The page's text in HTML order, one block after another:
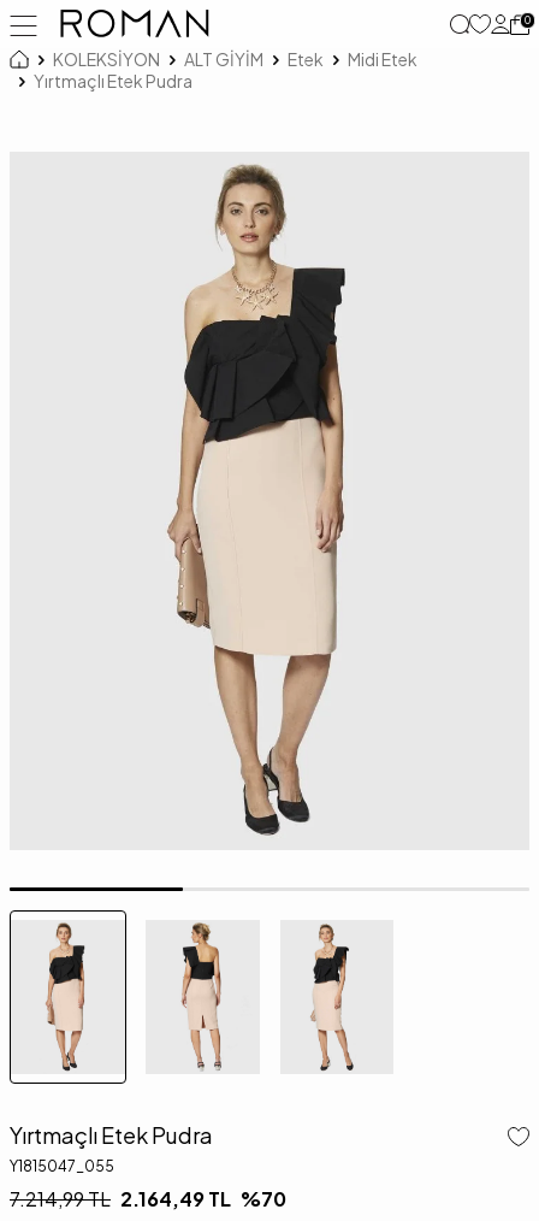
0
KOLEKSİYON ALT GİYİM Etek
Midi Etek
Yırtmaçlı Etek Pudra
Yırtmaçlı Etek Pudra
Y1815047_055
7.214,99TL 2.164,49TL %70